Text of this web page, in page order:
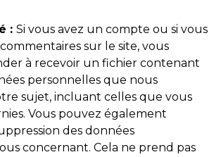
: Si vous avez un compte ou si vous
sur le site, vous
à recevoir un fichier contenant
personnelles que nous
sujet, incluant celles que vous
Vous pouvez également
des données
concernant. Cela ne prend pas